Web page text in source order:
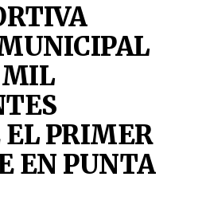
MIL
PRIMER
EN PUNTA